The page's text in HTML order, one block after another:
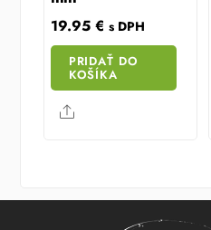
19.95 € s DPH
PRIDAŤ DO
KOŠÍKA
Share